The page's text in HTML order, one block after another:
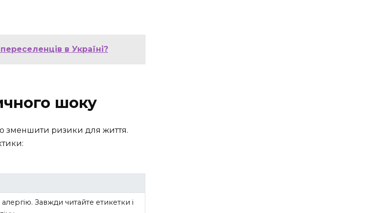
в Україні?
шоку
зменшити ризики для життя.
Завжди читайте етикетки і